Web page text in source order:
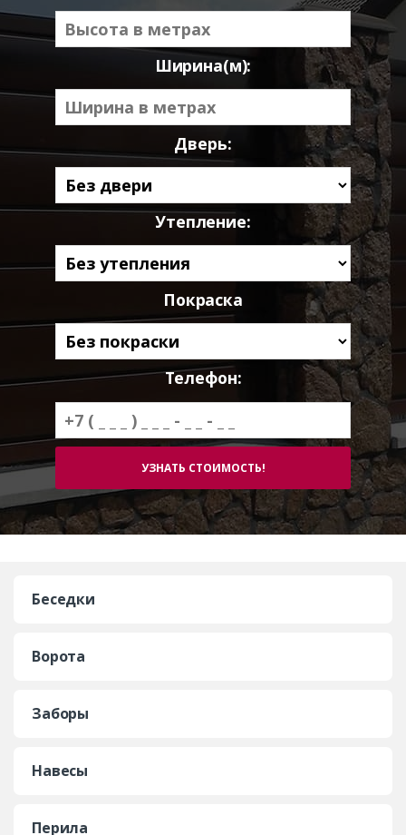
Ширина(м):
Дверь:
Утепление:
Покраска
Телефон:
Беседки
Ворота
Заборы
Навесы
Перила